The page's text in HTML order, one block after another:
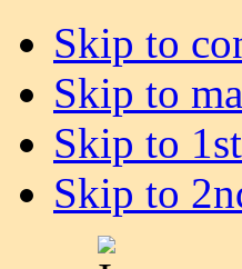
Skip to
Skip to
Skip to
Skip to